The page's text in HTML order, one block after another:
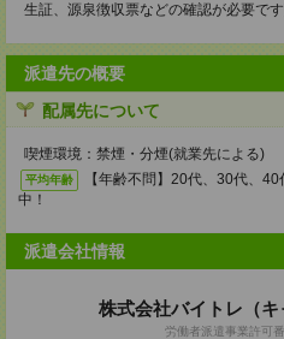
生証、源泉徴収票などの確認が必要で
派遣先の概要
配属先について
喫煙環境：禁煙・分煙(就業先による)
平均年齢
【年齢不問】20代、30代、
中！
派遣会社情報
株式会社バイトレ（キ
労働者派遣事業許可